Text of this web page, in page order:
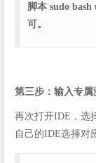
脚本 sudo
可。
第三步：输入专属
再次打开IDE，选
自己的IDE选择对